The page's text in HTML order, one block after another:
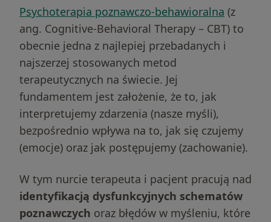
Psychoterapia poznawczo-behawioralna (z
ang. Cognitive-Behavioral Therapy – CBT) to
obecnie jedna z najlepiej przebadanych i
najszerzej stosowanych metod
terapeutycznych na świecie. Jej
fundamentem jest założenie, że to, jak
interpretujemy zdarzenia (nasze myśli),
bezpośrednio wpływa na to, jak się czujemy
(emocje) oraz jak postępujemy (zachowanie).
W tym nurcie terapeuta i pacjent pracują nad
identyfikacją dysfunkcyjnych schematów
poznawczych oraz błędów w myśleniu, które